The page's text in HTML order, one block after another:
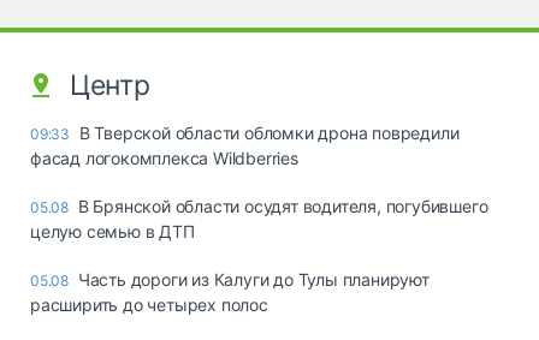
Центр
09:33
В Тверской области обломки дрона повредили
фасад логокомплекса Wildberries
05.08 В Брянской области осудят водителя, погубившего
целую семью в ДТП
05.08 Часть дороги из Калуги до Тулы планируют
расширить до четырех полос